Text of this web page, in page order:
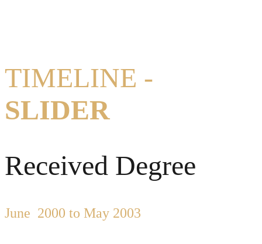
TIMELINE -
SLIDER
Received Degree
June 2000 to May 2003